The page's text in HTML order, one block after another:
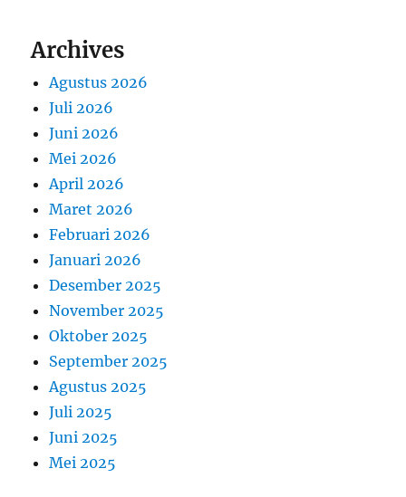
Archives
Agustus 2026
Juli 2026
Juni 2026
Mei 2026
April 2026
Maret 2026
Februari 2026
Januari 2026
Desember 2025
November 2025
Oktober 2025
September 2025
Agustus 2025
Juli 2025
Juni 2025
Mei 2025